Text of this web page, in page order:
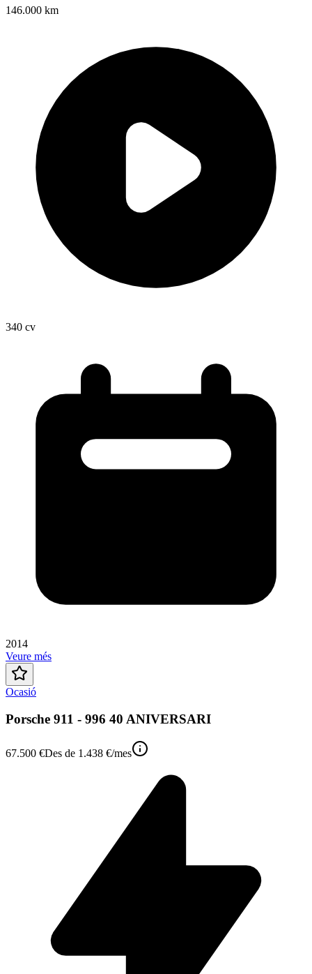
146.000 km
340 cv
2014
Veure més
Ocasió
Porsche 911 - 996 40 ANIVERSARI
67.500 €Des de 1.438 €/mes